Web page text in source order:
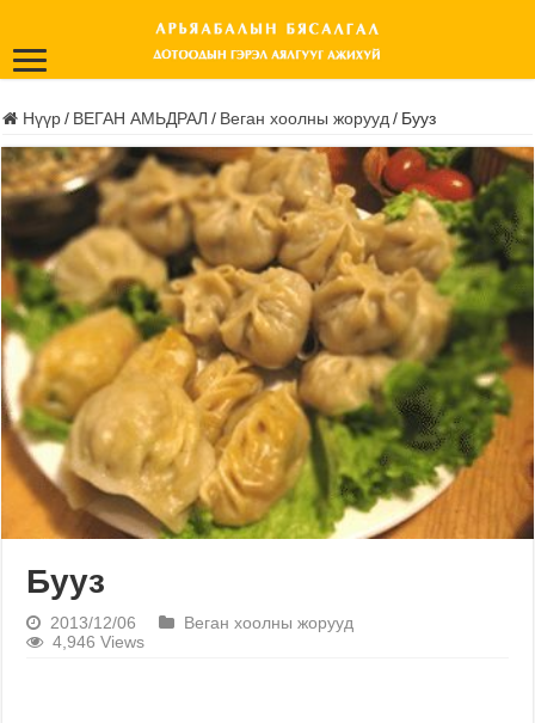
Нүүр / ВЕГАН АМЬДРАЛ / Веган хоолны жорууд / Бууз
Бууз
2013/12/06
Веган хоолны жорууд
4,946 Views